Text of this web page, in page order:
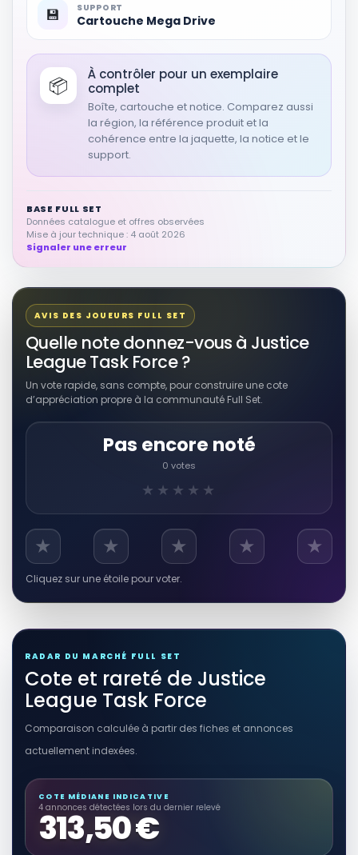
RÉSULTAT RAKUTEN À VÉRIFIER
JUSTICE LEAGUE TASK FORCE N° 3 (
VO ANGLAIS ) AUG 1993
Autres produits liés
Voir sur Rakuten →
Autres produits liés
RÉSULTAT RAKUTEN À VÉRIFIER
JUSTICE LEAGUE TASK FORCE (Série
En Anglais Nos 0 à 28, 33 à 37)
RÉSULTAT RAKUTEN À VÉRIFIER
Justice League Task Force (Comics)
Voir sur Rakuten →
🎮
RÉSULTAT RAKUTEN À VÉRIFIER
Justice League Task Force Vol. 1:
Purification Plague
Autres produits liés
💾 SUPPORT
Cartouche Mega Drive
📦
À contrôler pour un exemplaire
complet
Boîte, cartouche et notice. Comparez aussi
la région, la référence produit et la
cohérence entre la jaquette, la notice et le
support.
BASE FULL SET
Données catalogue et offres observées
Mise à jour technique : 4 août 2026
Signaler une erreur
AVIS DES JOUEURS FULL SET
Quelle note donnez-vous à Justice
League Task Force ?
Un vote rapide, sans compte, pour construire une cote
d’appréciation propre à la communauté Full Set.
Pas encore noté
0 votes
★★★★★
★ ★ ★ ★ ★
Cliquez sur une étoile pour voter.
RADAR DU MARCHÉ FULL SET
Cote et rareté de Justice
League Task Force
Comparaison calculée à partir des fiches et annonces
actuellement indexées.
COTE MÉDIANE INDICATIVE
4 annonces détectées lors du dernier relevé
313,50 €